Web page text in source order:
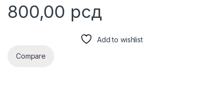
800,00 рсд
Add to wishlist
Compare